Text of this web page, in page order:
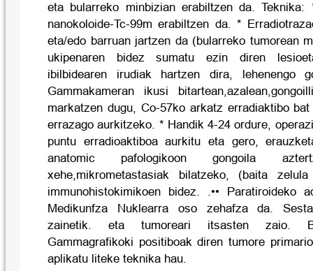
eta bularreko minbizian erabiltzen da. Teknika:
nanokoloide-Tc-99m erabiltzen da. *
eta/edo barruan jartzen da (bularreko tumorean
ukipenaren bidez sumatu ezin diren
ibilbidearen irudiak hartzen dira, lehenengo
Gammakameran ikusi
markatzen dugu, Co-57ko arkatz erradiaktibo
errazago aurkitzeko. * Handik 4-24 ordure,
puntu erradioaktiboa aurkitu eta gero,
anatomic pafologikoon gongoila
xehe,mikrometastasiak bilatzeko, (baita
immunohistokimikoen bidez. .•• Paratiroideko
Medikunfza Nuklearra oso zehafza da.
zainetik. eta tumoreari itsasten zaio.
Gammagrafikoki positiboak diren tumore
aplikatu liteke teknika hau.